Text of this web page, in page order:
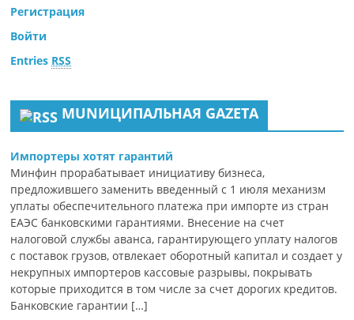
Регистрация
Войти
Entries RSS
MUNИЦИПАЛЬНАЯ GAZЕТА
Импортеры хотят гарантий
Минфин прорабатывает инициативу бизнеса,
предложившего заменить введенный с 1 июля механизм
уплаты обеспечительного платежа при импорте из стран
ЕАЭС банковскими гарантиями. Внесение на счет
налоговой службы аванса, гарантирующего уплату налогов
с поставок грузов, отвлекает оборотный капитал и создает у
некрупных импортеров кассовые разрывы, покрывать
которые приходится в том числе за счет дорогих кредитов.
Банковские гарантии […]